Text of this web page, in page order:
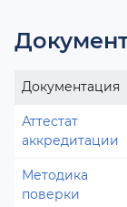
Документация
Аттестат
аккредитации
Методика
поверки